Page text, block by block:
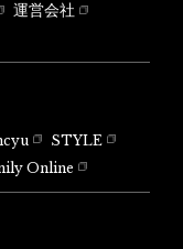
運営会社
STYLE
Online